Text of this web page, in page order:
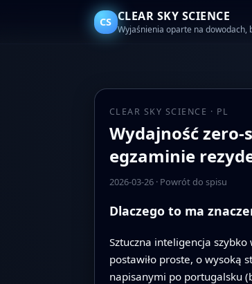
CS CLEAR SKY SCIENCE
Wyjaśnienia oparte na dowodach,
CLEAR SKY SCIENCE · PL
Wydajność
egzaminie
2026-03-26· Powrót do spisu
Dlaczego to ma
Sztuczna inteligencja
postawiło proste, o wysoką
napisanymi po portugalsku